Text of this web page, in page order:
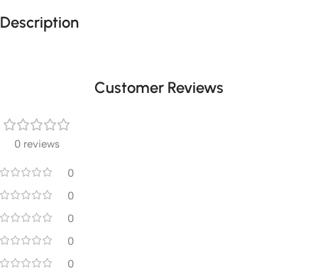
Description
Customer Reviews
0 reviews
0
0
0
0
0